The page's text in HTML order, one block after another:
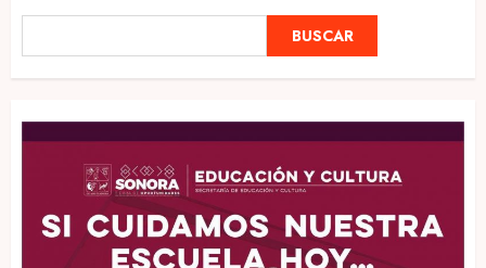
BUSCAR